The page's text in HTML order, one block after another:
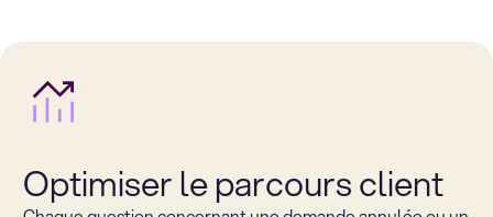
Optimiser le parcours client